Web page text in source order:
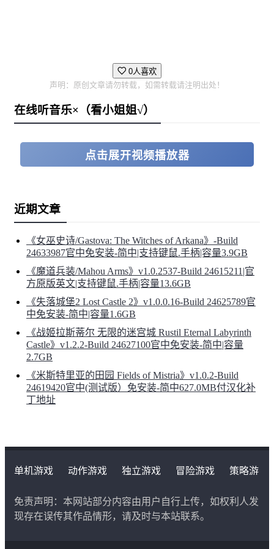
0人喜欢
声明：原创文章请勿转载，如需转载请注明出处！
在线听音乐×（看小姐姐√）
点击展开视频播放器
近期文章
《女巫史诗/Gastova: The Witches of Arkana》-Build
24633987官中免安装-简中|支持键鼠.手柄|容量3.9GB
《魔道兵装/Mahou Arms》v1.0.2537-Build 24615211|官
方原版英文|支持键鼠.手柄|容量13.6GB
《失落城堡2 Lost Castle 2》v1.0.0.16-Build 24625789官
中免安装-简中|容量1.6GB
《战姬拉斯蒂尔 无限的迷宫城 Rustil Eternal Labyrinth
Castle》v1.2.2-Build 24627100官中免安装-简中|容量
2.7GB
《米斯特里亚的田园 Fields of Mistria》v1.0.2-Build
24619420官中(测试版）免安装-简中627.0MB付汉化补
丁地址
单机游戏 动作游戏 独立游戏 冒险游戏
策略游
免责声明：本网站部分内容由用户自行上传，如权利人发
现存在误传其作品情形，请及时与本站联系。